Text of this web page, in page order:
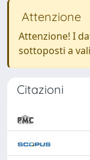
Attenzione
Attenzione! I
sottoposti a
Citazioni